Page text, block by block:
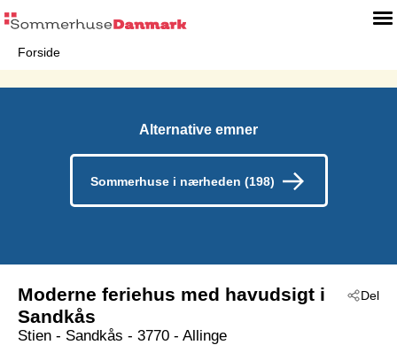
Forside
Alternative emner
Sommerhuse i nærheden (198)
Del
Moderne feriehus med havudsigt i
Sandkås
Stien - Sandkås - 3770 - Allinge